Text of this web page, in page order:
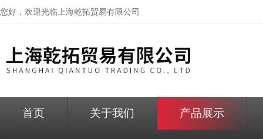
您好，欢迎光临上海乾拓贸易有限公司
首页 关于我们 产品展示